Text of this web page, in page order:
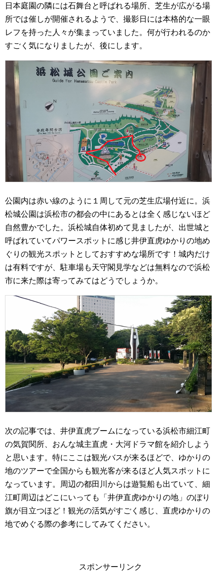
日本庭園の隣には石舞台と呼ばれる場所、芝生が広がる場
所では催しが開催されるようで、撮影日には本格的な一眼
レフを持った人々が集まっていました。何が行われるのか
すごく気になりましたが、後にします。
公園内は赤い線のように１周して元の芝生広場付近に。浜
松城公園は浜松市の都会の中にあるとは全く感じないほど
自然豊かでした。浜松城自体初めて見ましたが、出世城と
呼ばれていてパワースポットに感じ井伊直虎ゆかりの地め
ぐりの観光スポットとしておすすめな場所です！城内だけ
は有料ですが、駐車場も天守閣見学などは無料なので浜松
市に来た際は寄ってみてはどうでしょうか。
次の記事では、井伊直虎ブームになっている浜松市細江町
の気賀関所、おんな城主直虎・大河ドラマ館を紹介しよう
と思います。特にここは観光バスが来るほどで、ゆかりの
地のツアーで全国からも観光客が来るほど人気スポットに
なっています。周辺の都田川からは遊覧船も出ていて、細
江町周辺はどこにいっても「井伊直虎ゆかりの地」のぼり
旗が目立つほど！観光の活気がすごく感じ、直虎ゆかりの
地でめぐる際の参考にしてみてください。
スポンサーリンク